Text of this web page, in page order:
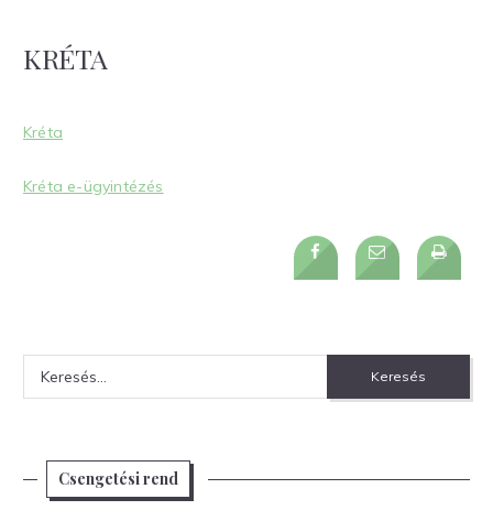
KRÉTA
Kréta
Kréta e-ügyintézés
Keresés:
Csengetési rend